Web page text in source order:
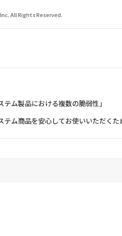
All Rights Reserved.
テム製品における複数の脆弱性」
テム商品を安心してお使いいただくた